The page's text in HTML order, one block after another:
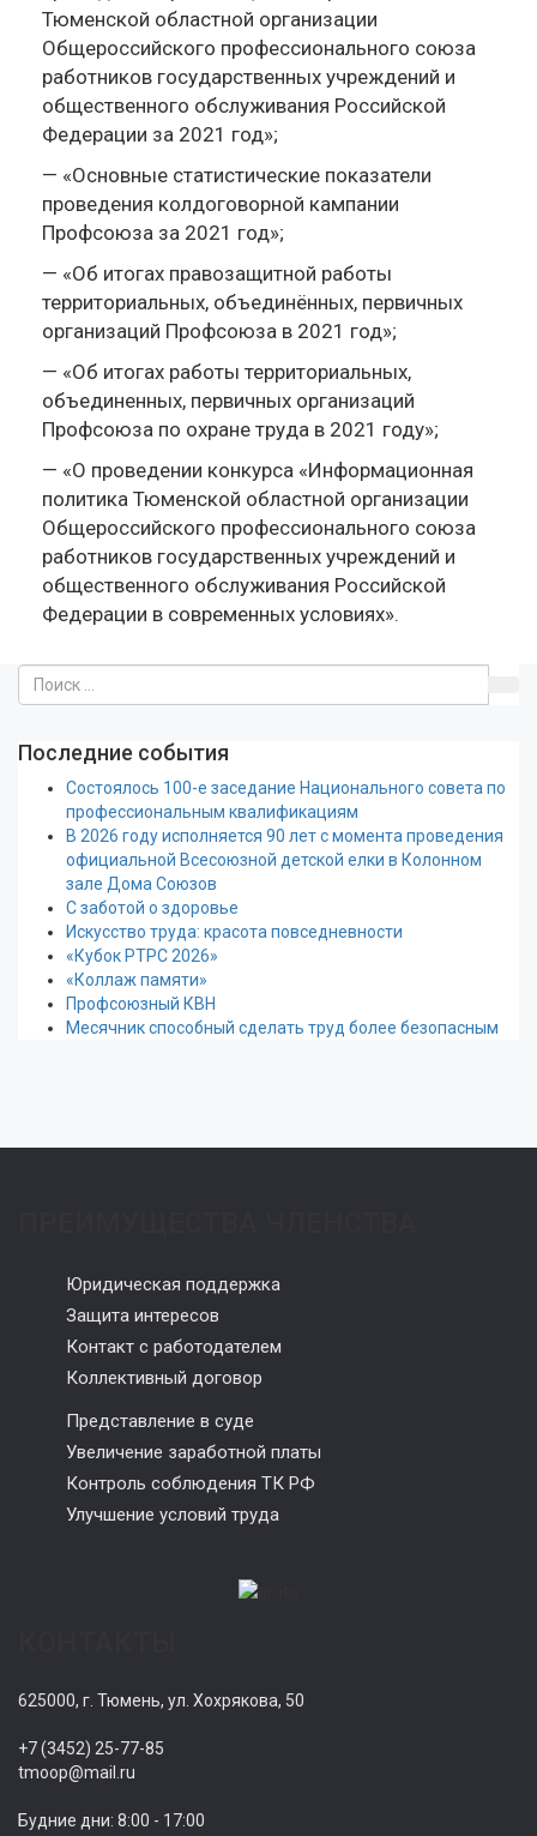
Тюменской областной организации
Общероссийского профессионального союза
работников государственных учреждений и
общественного обслуживания Российской
Федерации за 2021 год»;
— «Основные статистические показатели
проведения колдоговорной кампании
Профсоюза за 2021 год»;
— «Об итогах правозащитной работы
территориальных, объединённых, первичных
организаций Профсоюза в 2021 год»;
— «Об итогах работы территориальных,
объединенных, первичных организаций
Профсоюза по охране труда в 2021 году»;
— «О проведении конкурса «Информационная
политика Тюменской областной организации
Общероссийского профессионального союза
работников государственных учреждений и
общественного обслуживания Российской
Федерации в современных условиях».
Последние события
Состоялось 100-е заседание Национального совета по
профессиональным квалификациям
В 2026 году исполняется 90 лет с момента проведения
официальной Всесоюзной детской елки в Колонном
зале Дома Союзов
С заботой о здоровье
Искусство труда: красота повседневности
«Кубок РТРС 2026»
«Коллаж памяти»
Профсоюзный КВН
Месячник способный сделать труд более безопасным
Юридическая поддержка
Защита интересов
Контакт с работодателем
Коллективный договор
Представление в суде
Увеличение заработной платы
Контроль соблюдения ТК РФ
Улучшение условий труда
625000, г. Тюмень, ул. Хохрякова, 50
+7 (3452) 25-77-85
tmoop@mail.ru
Будние дни: 8:00 - 17:00